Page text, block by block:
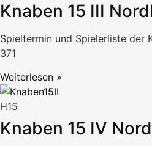
Knaben 15 III
Spieltermin und Spielerliste der
371
Weiterlesen »
H15
Knaben 15 IV